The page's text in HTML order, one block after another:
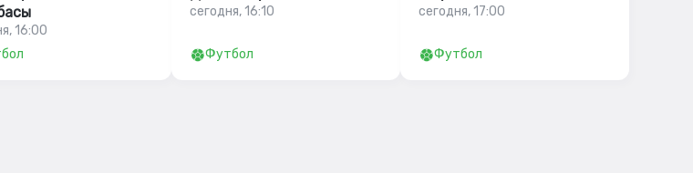
16:00
сегодня, 16:10
Футбол
сегодня, 17:00
Футбол